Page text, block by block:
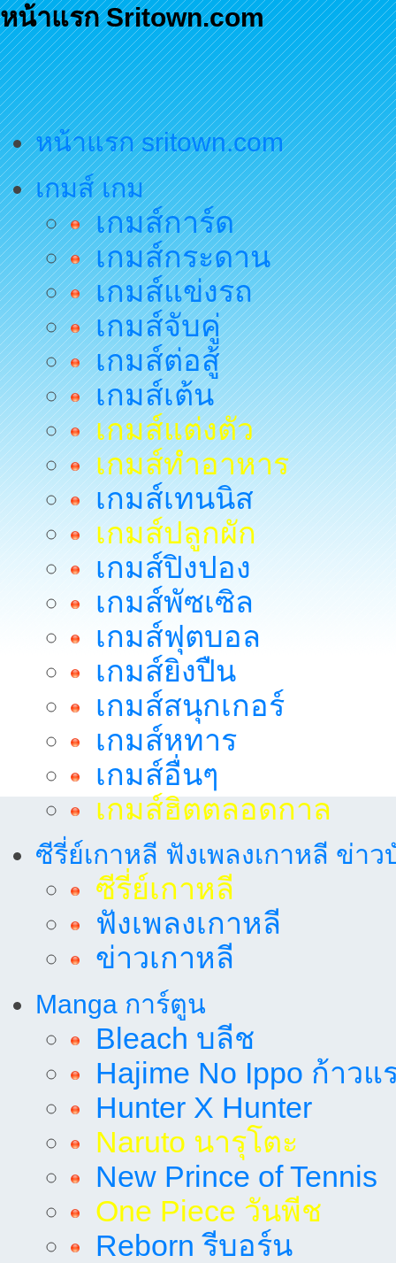
หน้าแรก Sritown.com
หน้าแรก sritown.com
เกมส์ เกม
เกมส์การ์ด
เกมส์กระดาน
เกมส์แข่งรถ
เกมส์จับคู่
เกมส์ต่อสู้
เกมส์เต้น
เกมส์แต่งตัว
เกมส์ทำอาหาร
เกมส์เทนนิส
เกมส์ปลูกผัก
เกมส์ปิงปอง
เกมส์พัซเซิล
เกมส์ฟุตบอล
เกมส์ยิงปืน
เกมส์สนุกเกอร์
เกมส์หทาร
เกมส์อื่นๆ
เกมส์ฮิตตลอดกาล
ซีรี่ย์เกาหลี ฟังเพลงเกาหลี ข่าว
ซีรี่ย์เกาหลี
ฟังเพลงเกาหลี
ข่าวเกาหลี
Manga การ์ตูน
Bleach บลีช
Hajime No Ippo ก้าวแ
Hunter X Hunter
Naruto นารุโตะ
New Prince of Tennis
One Piece วันพีช
Reborn รีบอร์น